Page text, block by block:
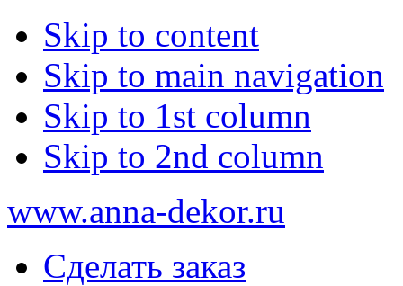
Skip to content
Skip to main navigation
Skip to 1st column
Skip to 2nd column
www.anna-dekor.ru
Сделать заказ